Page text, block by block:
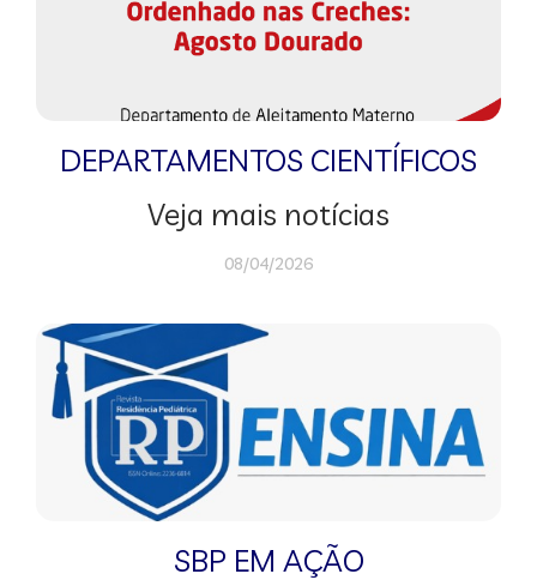
DEPARTAMENTOS CIENTÍFICOS
Veja mais notícias
08/04/2026
SBP EM AÇÃO